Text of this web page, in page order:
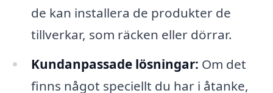
de kan installera de produkter de
tillverkar, som räcken eller dörrar.
Kundanpassade lösningar: Om det
finns något speciellt du har i åtanke,